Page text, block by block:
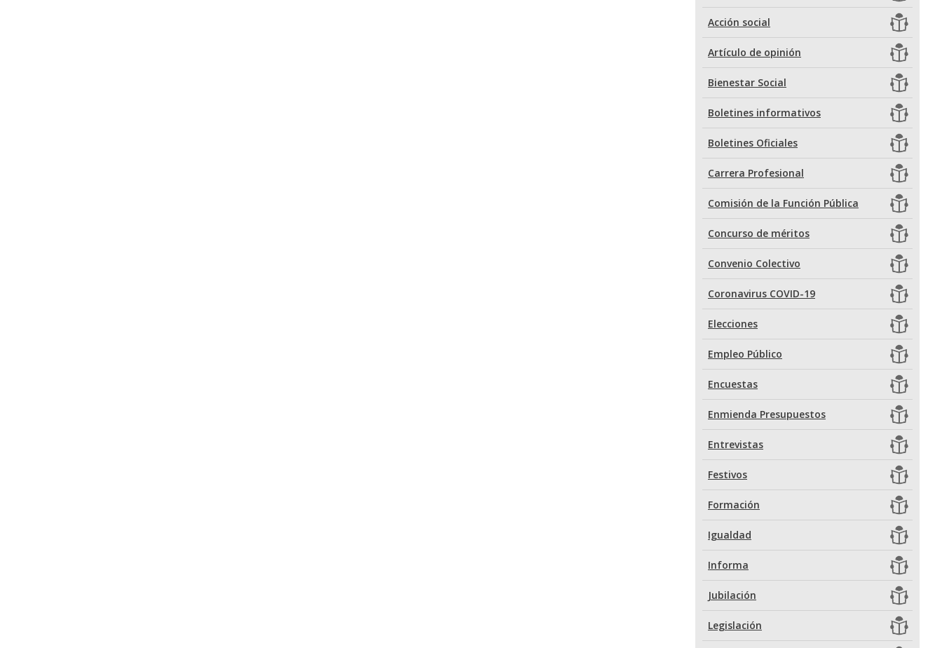
Acción social
Artículo de opinión
Bienestar Social
Boletines informativos
Boletines Oficiales
Carrera Profesional
Comisión de la Función Pública
Concurso de méritos
Convenio Colectivo
Coronavirus COVID-19
Elecciones
Empleo Público
Encuestas
Enmienda Presupuestos
Entrevistas
Festivos
Formación
Igualdad
Informa
Jubilación
Legislación